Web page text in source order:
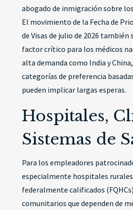
abogado de inmigración sobre
El movimiento de la Fecha de
de Visas de julio de 2026 también
factor crítico para los médicos
alta demanda como India y
categorías de preferencia
pueden implicar largas esperas.
Hospitales,
Sistemas de
Para los empleadores
especialmente hospitales
federalmente calificados
comunitarios que dependen de